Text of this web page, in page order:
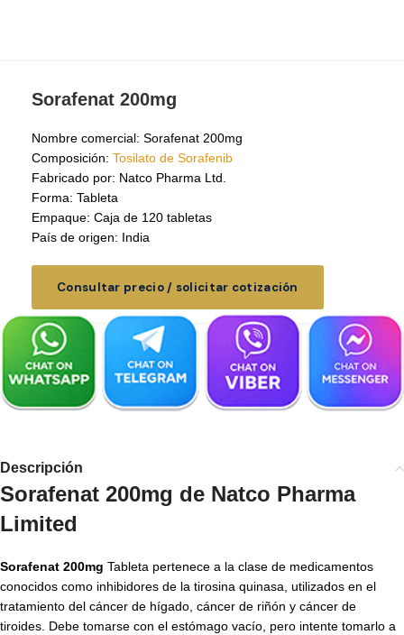
Sorafenat 200mg
Nombre comercial: Sorafenat 200mg
Composición: Tosilato de Sorafenib
Fabricado por: Natco Pharma Ltd.
Forma: Tableta
Empaque: Caja de 120 tabletas
País de origen: India
Consultar precio / solicitar cotización
Descripción
Sorafenat 200mg de Natco Pharma
Limited
Sorafenat 200mg Tableta pertenece a la clase de medicamentos
conocidos como inhibidores de la tirosina quinasa, utilizados en el
tratamiento del cáncer de hígado, cáncer de riñón y cáncer de
tiroides. Debe tomarse con el estómago vacío, pero intente tomarlo a